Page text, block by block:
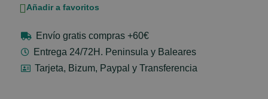
Añadir a favoritos
Envío gratis compras +60€
Entrega 24/72H. Peninsula y Baleares
Tarjeta, Bizum, Paypal y Transferencia